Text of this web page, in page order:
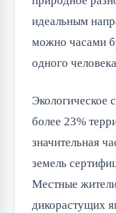
идеальным
можно часами
одного
Экологическое
более 23%
значительная
земель
Местные
дикорастущих